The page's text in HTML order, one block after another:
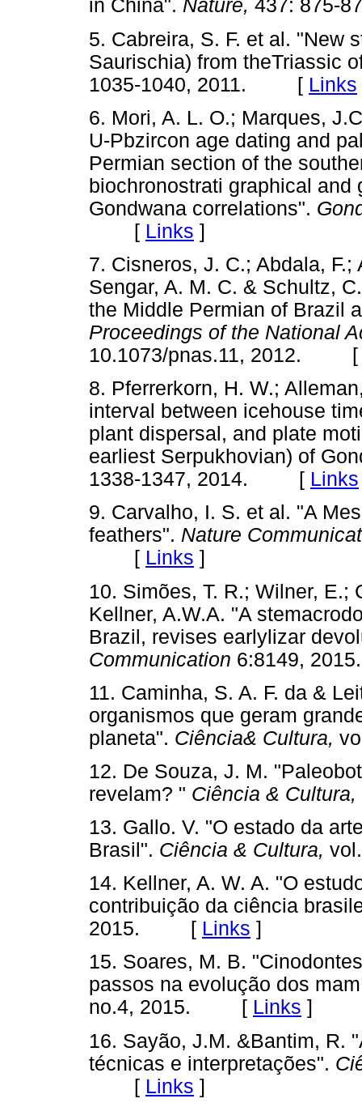
in China". Nature, 437:
5. Cabreira, S. F. et al. "New
Saurischia) from theTriassic
1035-1040, 2011. [ Links
6. Mori, A. L. O.; Marques,
U-Pbzircon age dating and
Permian section of the
biochronostrati graphical
Gondwana correlations".
[ Links ]
7. Cisneros, J. C.; Abdala,
Sengar, A. M. C. & Schultz,
the Middle Permian of Brazil
Proceedings of the National
10.1073/pnas.11, 2012.
8. Pferrerkorn, H. W.;
interval between icehouse
plant dispersal, and plate
earliest Serpukhovian) of
1338-1347, 2014. [ Links
9. Carvalho, I. S. et al. "A
feathers". Nature
[ Links ]
10. Simões, T. R.; Wilner, E.;
Kellner, A.W.A. "A
Brazil, revises earlylizar
Communication 6:8149,
11. Caminha, S. A. F. da &
organismos que geram
planeta". Ciência& Cultura,
12. De Souza, J. M.
revelam? " Ciência & Cultura,
13. Gallo. V. "O estado da
Brasil". Ciência & Cultura,
14. Kellner, A. W. A. "O
contribuição da ciência
2015. [ Links ]
15. Soares, M. B.
passos na evolução dos
no.4, 2015. [ Links ]
16. Sayão, J.M. &Bantim, R.
técnicas e interpretações".
[ Links ]